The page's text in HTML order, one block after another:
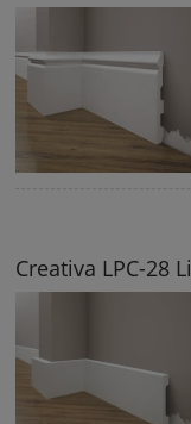
Creativa LPC-28